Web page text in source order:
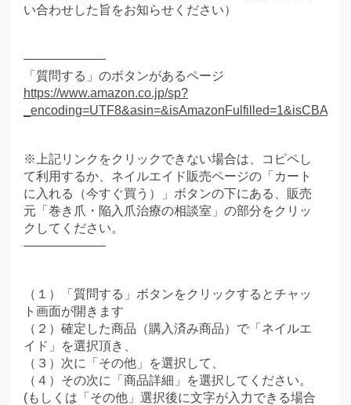
い合わせした旨をお知らせください）
——————–
「質問する」のボタンがあるページ
https://www.amazon.co.jp/sp?
※上記リンクをクリックできない場合は、コピペし
て利用するか、ネイルエイド販売ページの「カート
に入れる（今すぐ買う）」ボタンの下にある、販売
元「巻き爪・陥入爪治療の相談室」の部分をクリッ
クしてください。
——————–
（１）「質問する」ボタンをクリックするとチャッ
ト画面が開きます
（２）確定した商品（購入済み商品）で「ネイルエ
イド」を選択頂き、
（３）次に「その他」を選択して、
（４）その次に「商品詳細」を選択してください。
(もしくは「その他」選択後に文字が入力できる場合